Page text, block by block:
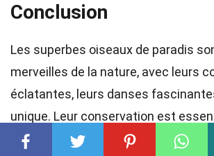
Conclusion
Les superbes oiseaux de paradis
merveilles de la nature, avec leurs
éclatantes, leurs danses
unique. Leur conservation est
préserver cette espèce